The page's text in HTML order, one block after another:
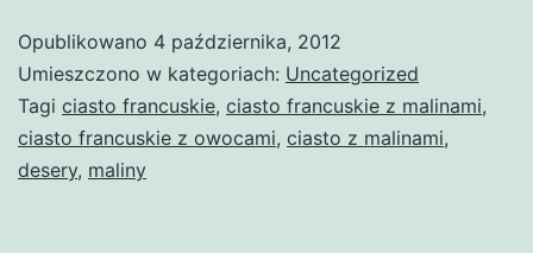
Opublikowano 4 października, 2012
Umieszczono w kategoriach: Uncategorized
Tagi ciasto francuskie, ciasto francuskie z malinami,
ciasto francuskie z owocami, ciasto z malinami,
desery, maliny